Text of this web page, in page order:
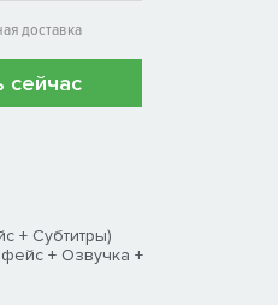
доставка
сейчас
+ Субтитры)
+ Озвучка +